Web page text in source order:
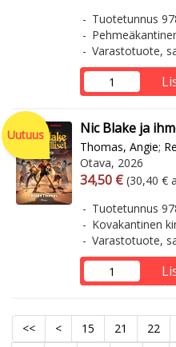
Tuotetunnus
Varastotuote,
Uutuus Nic Blake ja
Thomas, Angie;
Otava, 2026
34,50 € (30,40 €
Tuotetunnus
Kovakantinen
Varastotuote,
<< < 15 21 22